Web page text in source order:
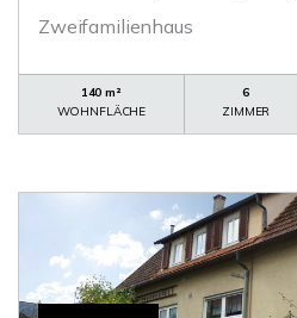
Zweifamilienhaus
140 m²
WOHNFLÄCHE
6
ZIMMER